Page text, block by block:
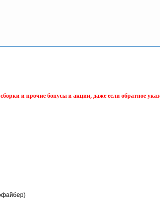
и прочие бонусы и акции, даже если обратное